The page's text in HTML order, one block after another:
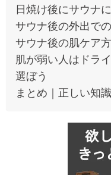
日焼け後にサウナ
サウナ後の外出で
サウナ後の肌ケア
肌が弱い人はドラ
選ぼう
まとめ｜正しい知